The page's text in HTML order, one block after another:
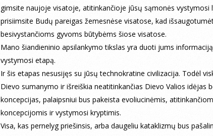
gimsite naujoje visatoje, atitinkančioje jūsų sąmonės vystymosi
prisiimsite Budų pareigas žemesnėse visatose, kad
besivystančioms gyvoms būtybėms šiose visatose.
Mano šiandieninio apsilankymo tikslas yra duoti jums
vystymosi etapą.
Ir šis etapas nesusijęs su jūsų technokratine civilizacija. Todėl
Dievo sumanymo ir išreiškia neatitinkančias Dievo Valios idėjas
koncepcijas, palaipsniui bus pakeista evoliucinėmis,
koncepcijomis ir vystymosi kryptimis.
Visa, kas pernelyg priešinsis, arba daugeliu kataklizmų bus